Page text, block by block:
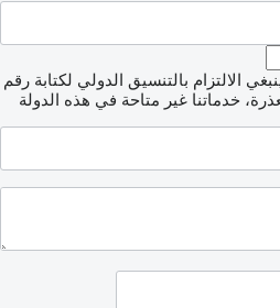
الالتزام بالتنسيق الدولي لكتابة رقم
خدماتنا غير متاحة في هذه الدولة